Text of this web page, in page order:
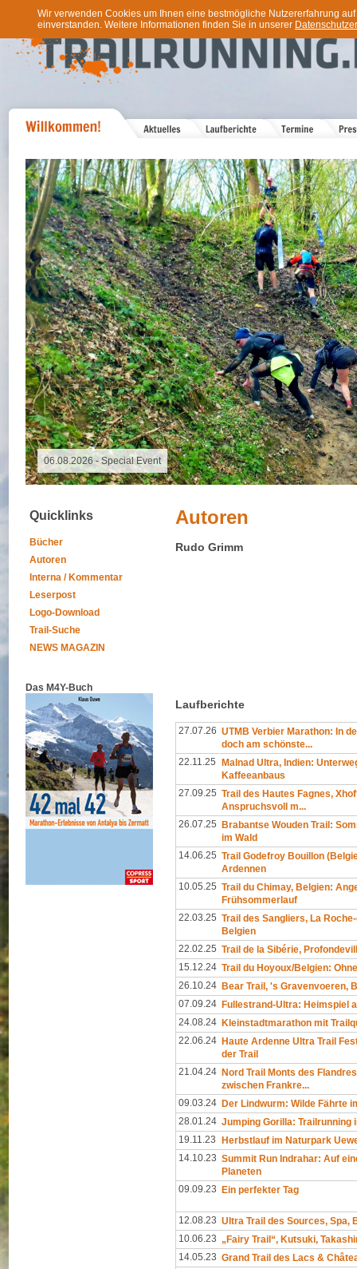
Wir verwenden Cookies um Ihnen eine bestmögliche Nutzererfahrung
einverstanden. Weitere Informationen finden Sie in unserer
06.08.2026 - Special Event
Quicklinks
Bücher
Autoren
Interna / Kommentar
Leserpost
Logo-Download
Trail-Suche
NEWS MAGAZIN
Das M4Y-Buch
Autoren
Rudo Grimm
Laufberichte
27.07.26 UTMB Verbier Marathon: In
doch am schönste...
22.11.25
Malnad Ultra, Indien:
Kaffeeanbaus
27.09.25 Trail des Hautes Fagnes,
Anspruchsvoll m...
26.07.25
Brabantse Wouden Trail:
im Wald
14.06.25 Trail Godefroy Bouillon
Ardennen
10.05.25 Trail du Chimay, Belgien:
Frühsommerlauf
22.03.25 Trail des Sangliers, La
Belgien
22.02.25 Trail de la Sibérie,
15.12.24 Trail du Hoyoux/Belgien:
26.10.24 Bear Trail, 's Gravenvoeren,
07.09.24 Fullestrand-Ultra: Heimspiel
24.08.24 Kleinstadtmarathon mit
22.06.24 Haute Ardenne Ultra Trail
der Trail
21.04.24 Nord Trail Monts des
zwischen Frankre...
09.03.24 Der Lindwurm: Wilde Fährte
28.01.24 Jumping Gorilla: Trailrunning
19.11.23
Herbstlauf im Naturpark
14.10.23 Summit Run Indrahar: Auf
Planeten
09.09.23
Ein perfekter Tag
12.08.23 Ultra Trail des Sources, Spa,
10.06.23 „Fairy Trail“, Kutsuki,
14.05.23 Grand Trail des Lacs &